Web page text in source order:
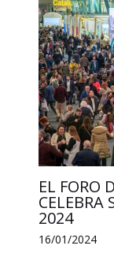
EL FORO
CELEBRA
2024
16/01/2024